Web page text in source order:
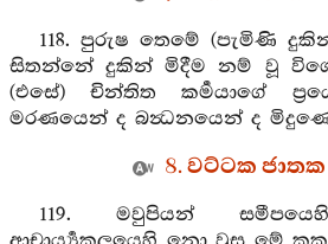
118. පුරුෂ තෙමේ (පැමිණි
සිතන්නේ දුකින් මිදීම නම් වූ
(එසේ) චින්තිත කර්‍මයාගේ
මරණයෙන් ද බන්‍ධනයෙන් ද
8. වට්ටක
119. මවුපියන්